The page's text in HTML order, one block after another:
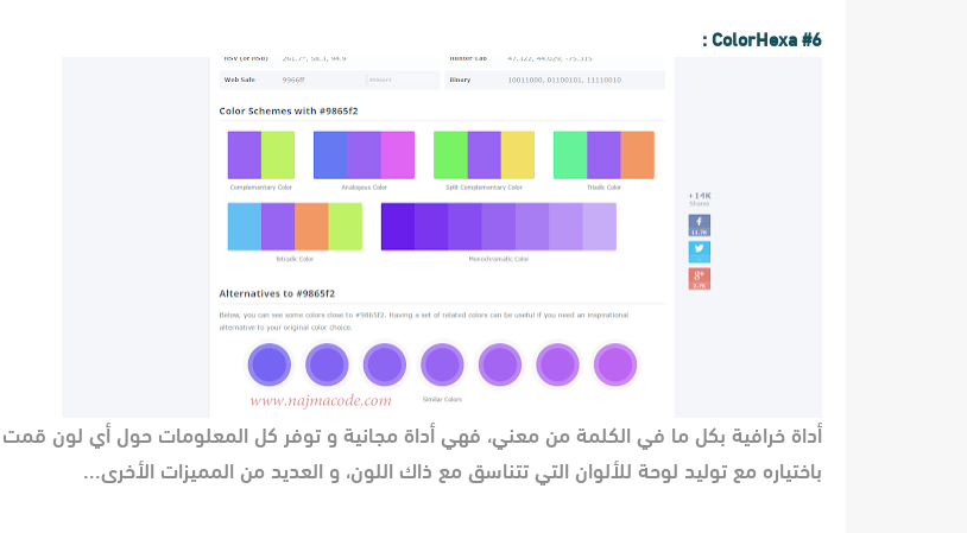
#6 ColorHexa :
أداة خرافية بكل ما في الكلمة من معني، فهي أداة مجانية و توفر كل المعلومات حول أي لون قمت
باختياره مع توليد لوحة للألوان التي تتناسق مع ذاك اللون، و العديد من المميزات الأخرى...